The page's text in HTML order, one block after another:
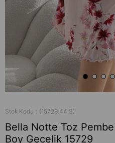
Stok Kodu (15729.44.S)
Bella Notte Toz
Boy Gecelik 15729